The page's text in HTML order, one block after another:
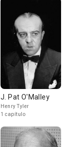
J. Pat O'Malley
Henry Tyler
1 capítulo